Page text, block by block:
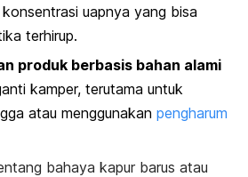
uapnya yang bisa
terhirup.
produk berbasis bahan alami
kamper, terutama untuk
atau menggunakan pengharum
bahaya kapur barus atau